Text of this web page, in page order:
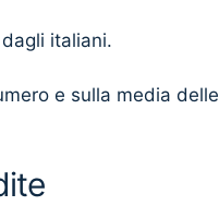
dagli italiani.
e sulla media delle